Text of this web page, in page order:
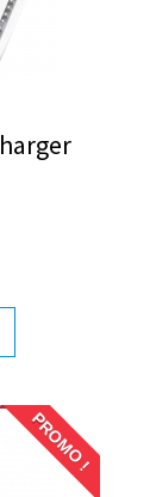
PROMO !